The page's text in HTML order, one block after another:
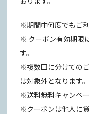
※期間中何度でもご利
※ クーポン有効期限
す。
※複数回に分けての
は対象外となります。
※送料無料キャンペ
※クーポンは他人に